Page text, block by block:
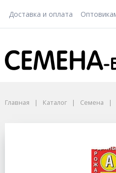
Доставка и оплата
Главная Каталог Семена